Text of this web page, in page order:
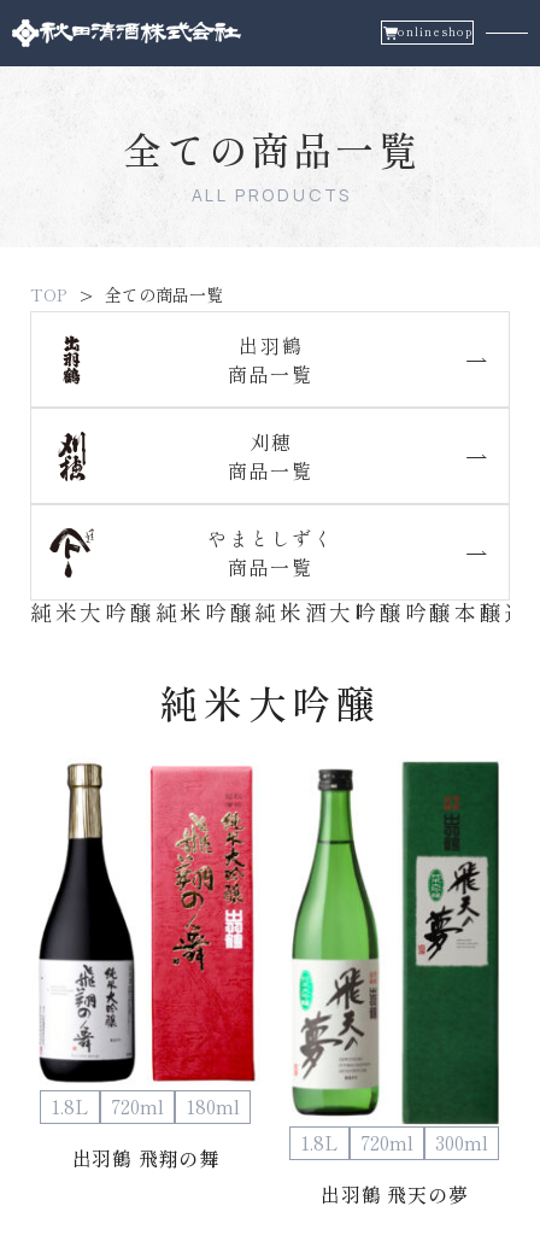
onlineshop
全ての商品一覧
ALL PRODUCTS
TOP 全ての商品一覧
出羽鶴
商品一覧
刈穂
商品一覧
やまとしずく
商品一覧
純米大吟醸純米吟醸純米酒大吟醸吟醸本醸造
純米大吟醸
1.8L 720ml
180ml
出羽鶴 飛翔の舞
1.8L 720ml
300ml
出羽鶴 飛天の夢